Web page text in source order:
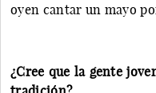
oyen cantar un mayo
¿Cree que la gente